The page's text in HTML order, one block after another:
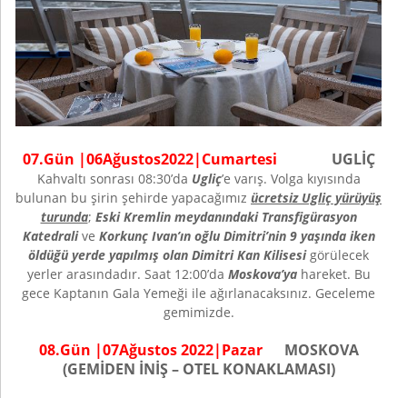
07.Gün |06Ağustos2022|Cumartesi UGLİÇ
Kahvaltı sonrası 08:30’da Ugliç’e varış. Volga kıyısında
bulunan bu şirin şehirde yapacağımız ücretsiz Ugliç yürüyüş
turunda; Eski Kremlin meydanındaki Transfigürasyon
Katedralive Korkunç Ivan’ın oğlu Dimitri’nin 9 yaşında iken
öldüğü yerde yapılmış olan Dimitri Kan Kilisesigörülecek
yerler arasındadır. Saat 12:00’da Moskova’yahareket. Bu
gece Kaptanın Gala Yemeği ile ağırlanacaksınız. Geceleme
gemimizde.
08.Gün |07Ağustos2022|Pazar
MOSKOVA
(GEMİDEN İNİŞ – OTEL KONAKLAMASI)